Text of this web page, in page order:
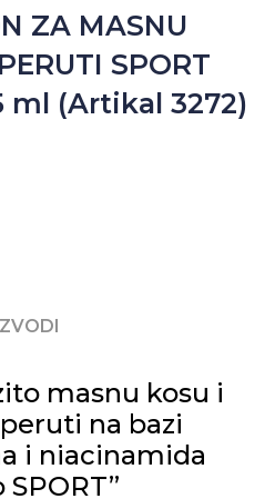
ZA MASNU
SPORT
ml (Artikal 3272)
masnu kosu i
na bazi
i niacinamida